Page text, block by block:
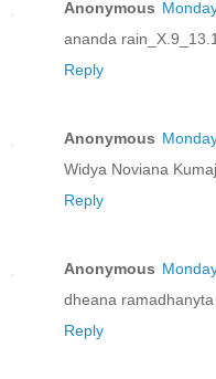
Anonymous
ananda
Reply
Anonymous
Widya Noviana
Reply
Anonymous
dheana
Reply